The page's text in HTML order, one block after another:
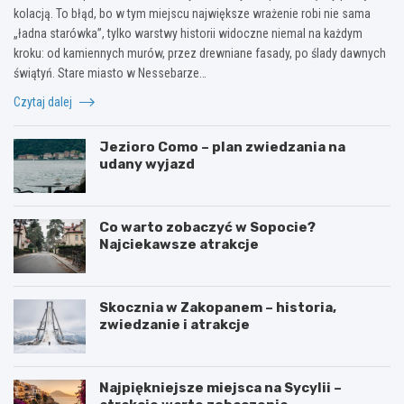
kolacją. To błąd, bo w tym miejscu największe wrażenie robi nie sama
„ładna starówka”, tylko warstwy historii widoczne niemal na każdym
kroku: od kamiennych murów, przez drewniane fasady, po ślady dawnych
świątyń. Stare miasto w Nessebarze…
Czytaj dalej
Jezioro Como – plan zwiedzania na
udany wyjazd
Co warto zobaczyć w Sopocie?
Najciekawsze atrakcje
Skocznia w Zakopanem – historia,
zwiedzanie i atrakcje
Najpiękniejsze miejsca na Sycylii –